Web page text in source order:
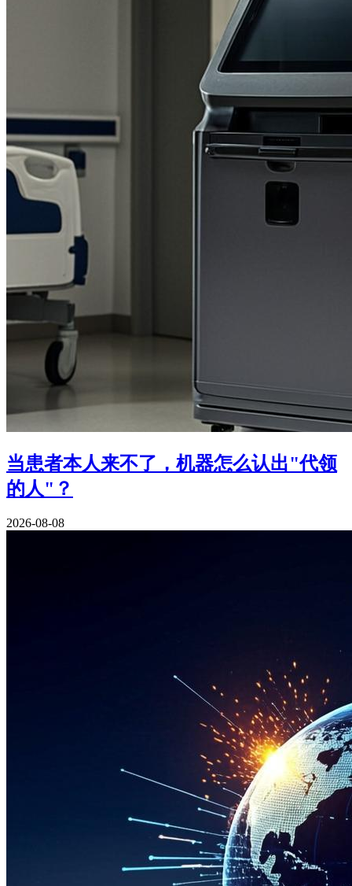
当患者本人来不了，机器怎么认出"代领
的人"？
2026-08-08